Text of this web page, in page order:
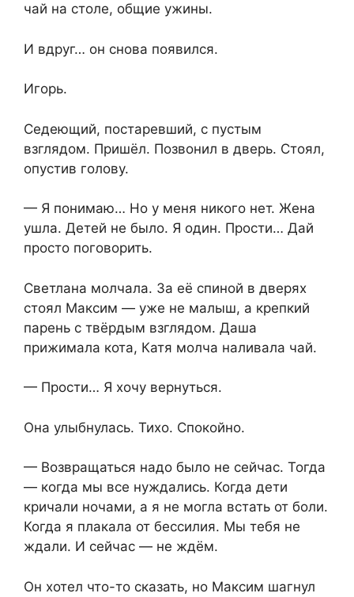
чай на столе, общие ужины.
И вдруг… он снова появился.
Игорь.
Седеющий, постаревший, с пустым
взглядом. Пришёл. Позвонил в дверь. Стоял,
опустив голову.
— Я понимаю… Но у меня никого нет. Жена
ушла. Детей не было. Я один. Прости… Дай
просто поговорить.
Светлана молчала. За её спиной в дверях
стоял Максим — уже не малыш, а крепкий
парень с твёрдым взглядом. Даша
прижимала кота, Катя молча наливала чай.
— Прости… Я хочу вернуться.
Она улыбнулась. Тихо. Спокойно.
— Возвращаться надо было не сейчас. Тогда
— когда мы все нуждались. Когда дети
кричали ночами, а я не могла встать от боли.
Когда я плакала от бессилия. Мы тебя не
ждали. И сейчас — не ждём.
Он хотел что-то сказать, но Максим шагнул